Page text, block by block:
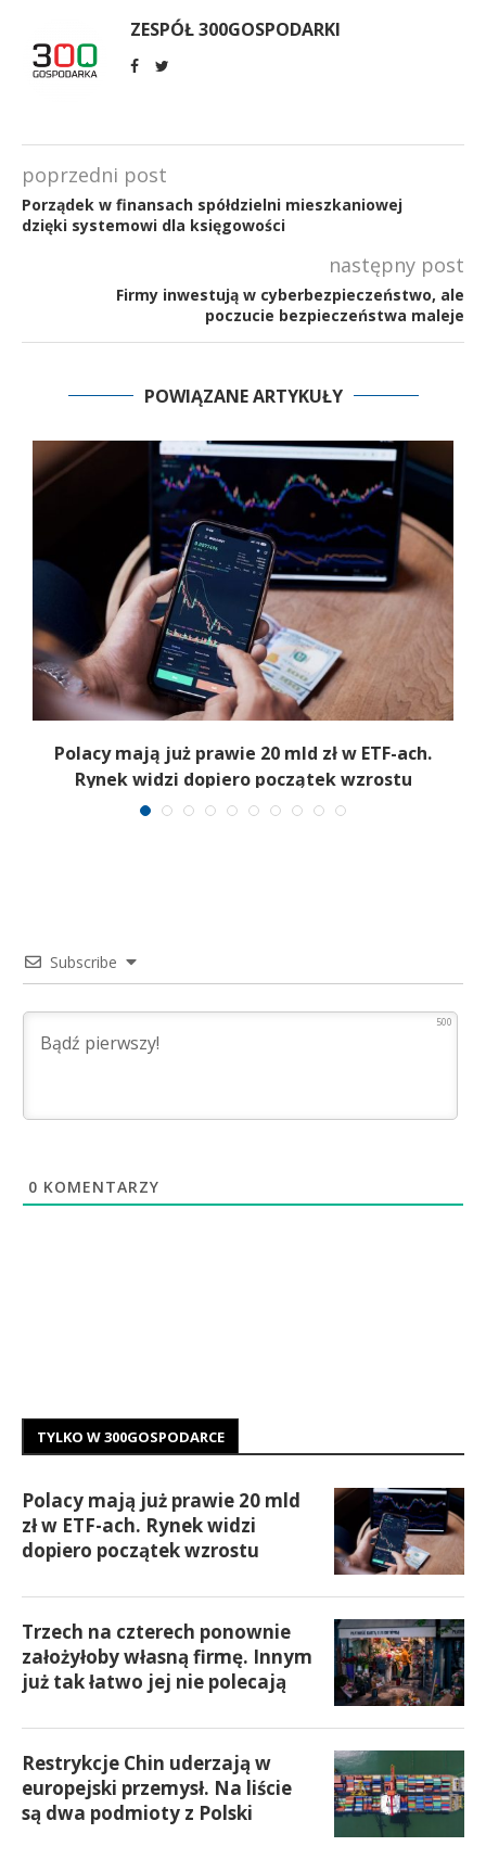
ZESPÓŁ 300GOSPODARKI
poprzedni post
Porządek w finansach spółdzielni mieszkaniowej
dzięki systemowi dla księgowości
następny post
Firmy inwestują w cyberbezpieczeństwo, ale
poczucie bezpieczeństwa maleje
POWIĄZANE ARTYKUŁY
Polacy mają już prawie 20 mld zł w ETF-ach.
Rynek widzi dopiero początek wzrostu
Subscribe
500
0 KOMENTARZY
TYLKO W 300GOSPODARCE
Polacy mają już prawie 20 mld
zł w ETF-ach. Rynek widzi
dopiero początek wzrostu
Trzech na czterech ponownie
założyłoby własną firmę. Innym
już tak łatwo jej nie polecają
Restrykcje Chin uderzają w
europejski przemysł. Na liście
są dwa podmioty z Polski